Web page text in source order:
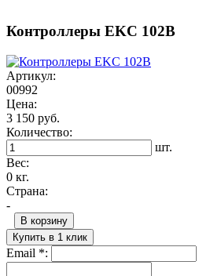
Контроллеры EKC 102B
Артикул:
00992
Цена:
3 150 руб.
Количество:
шт.
Вес:
0 кг.
Страна:
-
В корзину
Купить в 1 клик
Email *: